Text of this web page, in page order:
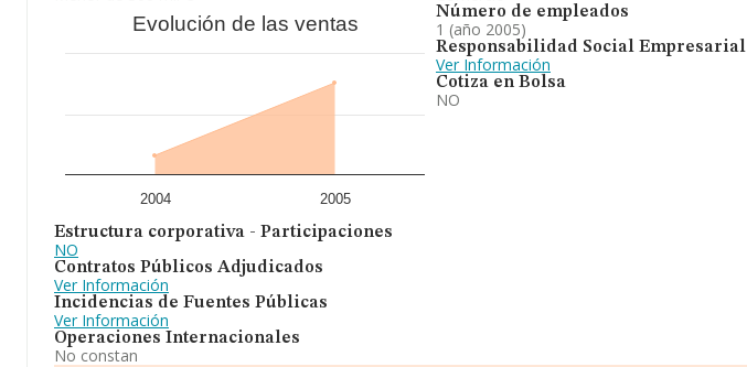
Evolución de las ventas
2004 2005
Estructura corporativa - Participaciones
NO
Contratos Públicos Adjudicados
Ver Información
Incidencias de Fuentes Públicas
Ver Información
Operaciones Internacionales
No constan
Número de empleados
1 (año 2005)
Responsabilidad Social Empresarial
Ver Información
Cotiza en Bolsa
NO